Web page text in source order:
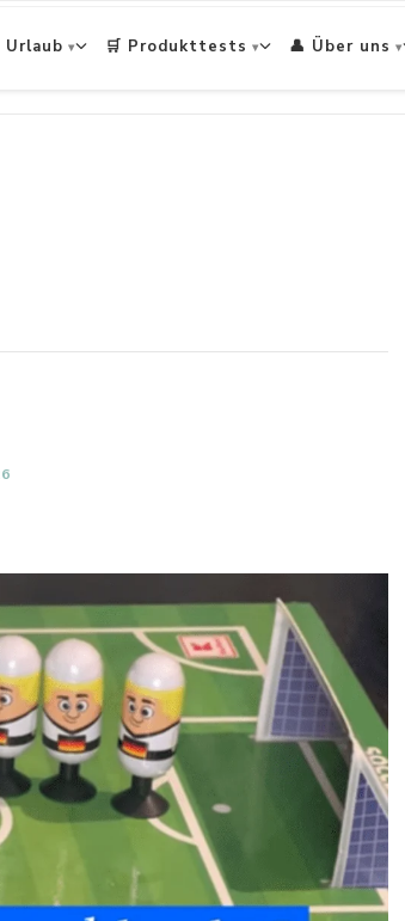
🛒 Produkttests 👤 Über uns